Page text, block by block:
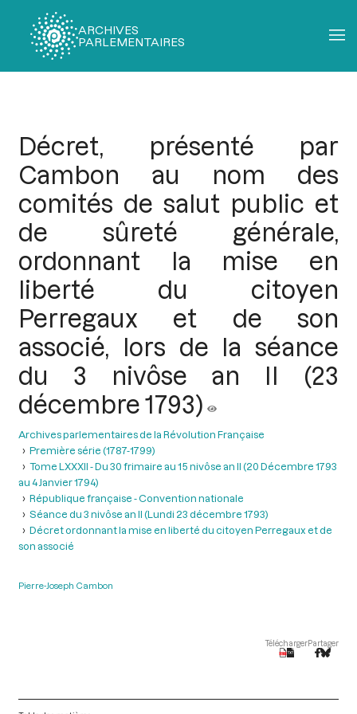
ARCHIVES
PARLEMENTAIRES
Décret, présenté par
Cambon au nom des
comités de salut public et
de sûreté générale,
ordonnant la mise en
liberté du citoyen
Perregaux et de son
associé, lors de la séance
du 3 nivôse an II (23
décembre 1793)
Archives parlementaires de la Révolution Française
Première série (1787-1799)
Tome LXXXII - Du 30 frimaire au 15 nivôse an II (20 Décembre 1793
au 4 Janvier 1794)
République française - Convention nationale
Séance du 3 nivôse an II (Lundi 23 décembre 1793)
Décret ordonnant la mise en liberté du citoyen Perregaux et de
son associé
Pierre-Joseph Cambon
TéléchargerPartager